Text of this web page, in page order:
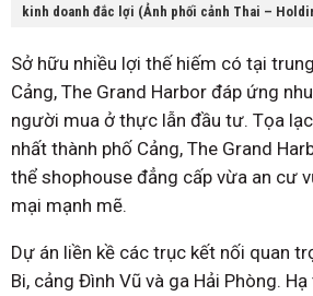
kinh doanh đắc lợi (Ảnh phối cảnh Thai –
Sở hữu nhiều lợi thế hiếm có tại
Cảng, The Grand Harbor đáp ứng
người mua ở thực lẫn đầu tư. Tọa
nhất thành phố Cảng, The Grand
thể shophouse đẳng cấp vừa an cư
mại mạnh mẽ.
Dự án liền kề các trục kết nối quan
Bi, cảng Đình Vũ và ga Hải Phòng.